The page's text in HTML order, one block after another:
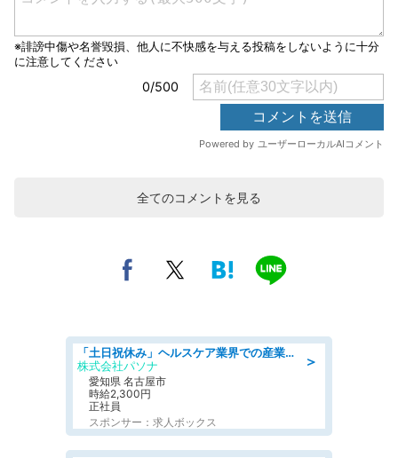
全てのコメントを見る
＞
「土日祝休み」ヘルスケア業界での産業保健師業務/看護師/高時給/未経験OK/要資格:正看護師
株式会社パソナ
愛知県 名古屋市
時給2,300円
正社員
スポンサー：求人ボックス